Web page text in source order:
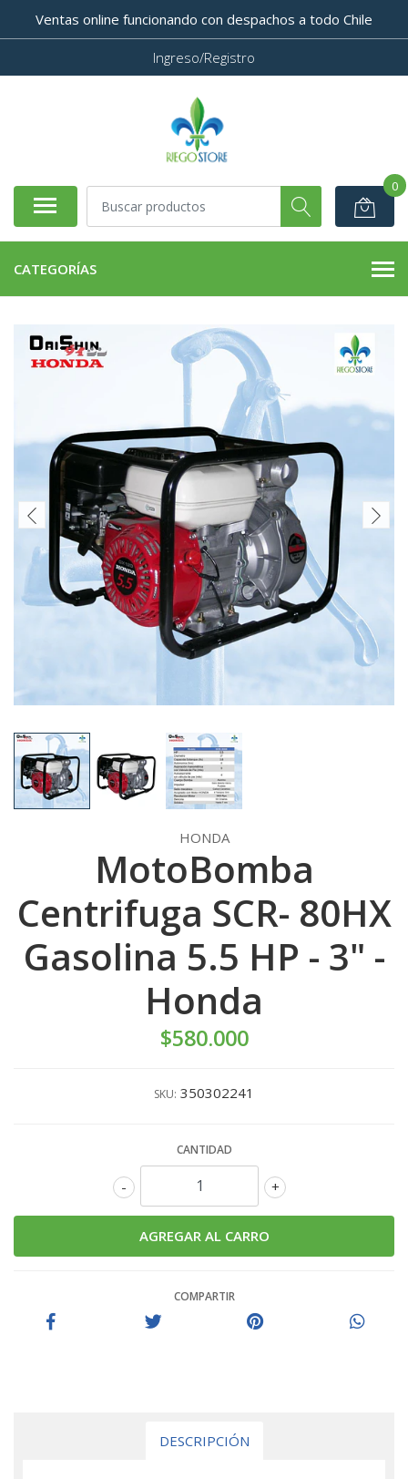
Ventas online funcionando con despachos a todo Chile
Ingreso/Registro
0
CATEGORÍAS
HONDA
MotoBomba
Centrifuga SCR- 80HX
Gasolina 5.5 HP - 3" -
Honda
$580.000
SKU: 350302241
CANTIDAD
+
-
COMPARTIR
DESCRIPCIÓN